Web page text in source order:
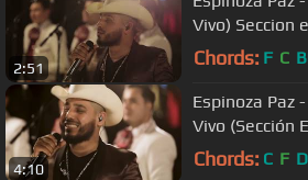
2:51
Vivo) Seccion
Chords: F C B
4:10
Espinoza Paz
Vivo (Sección
Chords: C F D